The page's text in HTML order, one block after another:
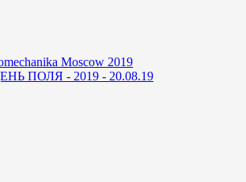
Moscow 2019
ПОЛЯ - 2019 - 20.08.19